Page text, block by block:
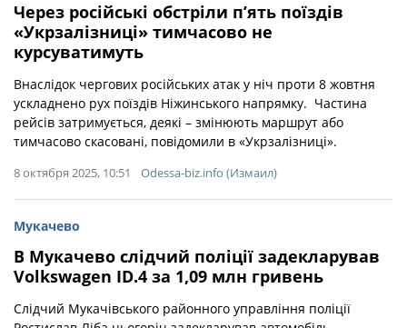
Через російські обстріли п’ять поїздів
«Укрзалізниці» тимчасово не
курсуватимуть
Внаслідок чергових російських атак у ніч проти 8 жовтня
ускладнено рух поїздів Ніжинського напрямку. Частина
рейсів затримується, деякі – змінюють маршрут або
тимчасово скасовані, повідомили в «Укрзалізниці».
8 октября 2025, 10:51 Odessa-biz.info (Измаил)
Мукачево
В Мукачево слідчий поліції задекларував
Volkswagen ID.4 за 1,09 млн гривень
Слідчий Мукачівського районного управління поліції